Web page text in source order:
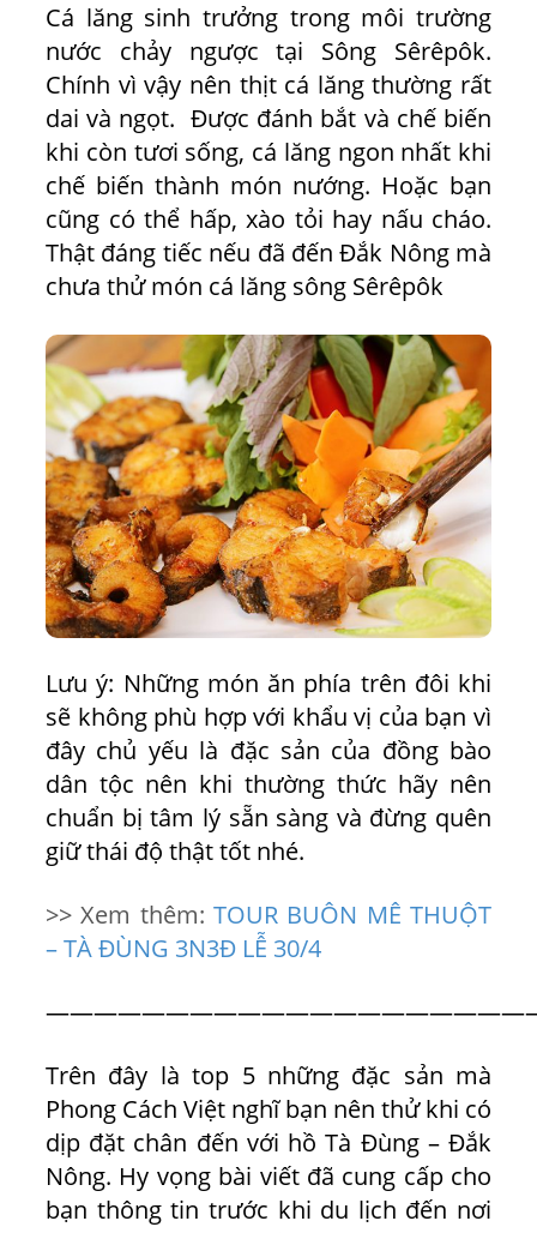
Cá lăng sinh trưởng trong môi trường
nước chảy ngược tại Sông Sêrêpôk.
Chính vì vậy nên thịt cá lăng thường rất
dai và ngọt. Được đánh bắt và chế biến
khi còn tươi sống, cá lăng ngon nhất khi
chế biến thành món nướng. Hoặc bạn
cũng có thể hấp, xào tỏi hay nấu cháo.
Thật đáng tiếc nếu đã đến Đắk Nông mà
chưa thử món cá lăng sông Sêrêpôk
Lưu ý: Những món ăn phía trên đôi khi
sẽ không phù hợp với khẩu vị của bạn vì
đây chủ yếu là đặc sản của đồng bào
dân tộc nên khi thường thức hãy nên
chuẩn bị tâm lý sẵn sàng và đừng quên
giữ thái độ thật tốt nhé.
>> Xem thêm: TOUR BUÔN MÊ THUỘT
– TÀ ĐÙNG 3N3Đ LỄ 30/4
Trên đây là top 5 những đặc sản mà
Phong Cách Việt nghĩ bạn nên thử khi có
dịp đặt chân đến với hồ Tà Đùng – Đắk
Nông. Hy vọng bài viết đã cung cấp cho
bạn thông tin trước khi du lịch đến nơi